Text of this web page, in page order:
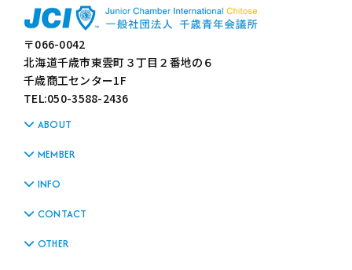
〒066-0042
北海道千歳市東雲町３丁目２番地の６
千歳商工センター1F
TEL:050-3588-2436
ABOUT
MEMBER
INFO
CONTACT
OTHER